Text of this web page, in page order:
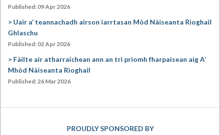
Published: 09 Apr 2026
Uair a’ teannachadh airson iarrtasan Mòd Nàiseanta Rìoghail
Ghlaschu
Published: 02 Apr 2026
Fàilte air atharraichean ann an trì prìomh fharpaisean aig A’
Mhòd Nàiseanta Rìoghail
Published: 26 Mar 2026
PROUDLY SPONSORED BY